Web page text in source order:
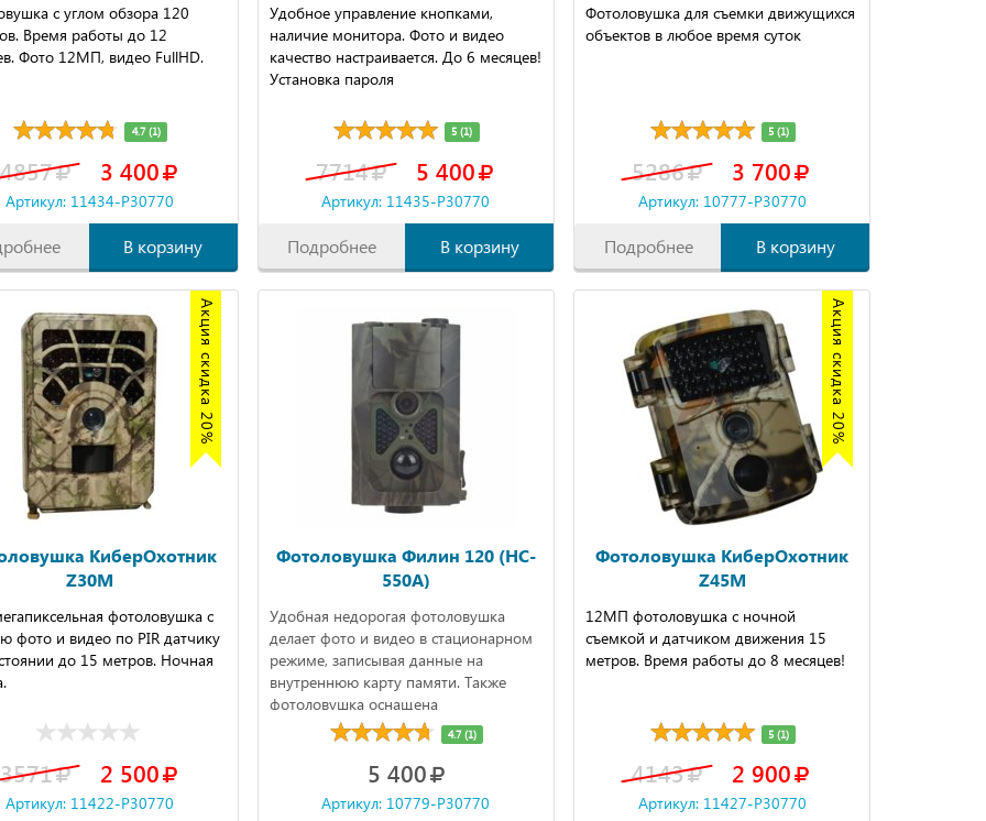
с углом обзора 120
Время работы до 12
Фото 12МП, видео FullHD.
4.7 (1)
4857 3 400
Артикул: 11434-P30770
В корзину
Удобное управление кнопками,
наличие монитора. Фото и видео
качество настраивается. До 6 месяцев!
Установка пароля
5 (1)
7714 5 400
Артикул: 11435-P30770
Подробнее В корзину
Фотоловушка для съемки движущихся
объектов в любое время суток
5 (1)
5286 3 700
Артикул: 10777-P30770
Подробнее В корзину
Акция скидка 20%
КиберОхотник
Z30M
фотоловушка с
фото и видео по PIR датчику
до 15 метров. Ночная
3571 2 500
Артикул: 11422-P30770
Фотоловушка Филин 120 (HC-
550A)
Удобная недорогая фотоловушка
делает фото и видео в стационарном
режиме, записывая данные на
внутреннюю карту памяти. Также
фотоловушка оснащена
инфракрасными светодиодами,
которые подсвечивают объект съемки
в ночное время суток.
4.7 (1)
5 400
Артикул: 10779-P30770
Акция скидка 20%
Фотоловушка КиберОхотник
Z45M
12МП фотоловушка с ночной
съемкой и датчиком движения 15
метров. Время работы до 8 месяцев!
5 (1)
4143 2 900
Артикул: 11427-P30770